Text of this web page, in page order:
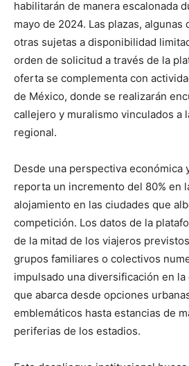
habilitarán de manera escalonada
mayo de 2024. Las plazas,
otras sujetas a disponibilidad
orden de solicitud a través de la
oferta se complementa con
de México, donde se realizarán
callejero y muralismo vinculados a
regional.
Desde una perspectiva económica
reporta un incremento del 80% en
alojamiento en las ciudades que
competición. Los datos de la
de la mitad de los viajeros
grupos familiares o colectivos
impulsado una diversificación en
que abarca desde opciones
emblemáticos hasta estancias de
periferias de los estadios.